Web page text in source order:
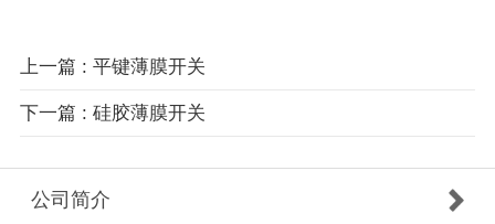
上一篇 : 平键薄膜开关
下一篇 : 硅胶薄膜开关
公司简介